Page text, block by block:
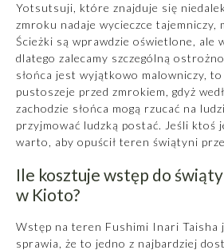
Yotsutsuji, które znajduje się
zmroku nadaje wycieczce tajemniczy,
Ścieżki są wprawdzie oświetlone, ale
dlatego zalecamy szczególną
słońca jest wyjątkowo malowniczy,
pustoszeje przed zmrokiem, gdyż
zachodzie słońca mogą rzucać na
przyjmować ludzką postać. Jeśli ktoś
warto, aby opuścił teren świątyni
Ile kosztuje wstęp do
w Kioto?
Wstęp na teren Fushimi Inari Taisha
sprawia, że to jedno z najbardziej